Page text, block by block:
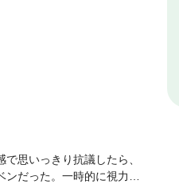
思いっきり抗議したら、
だった。一時的に視力を
る息子のロビーのため